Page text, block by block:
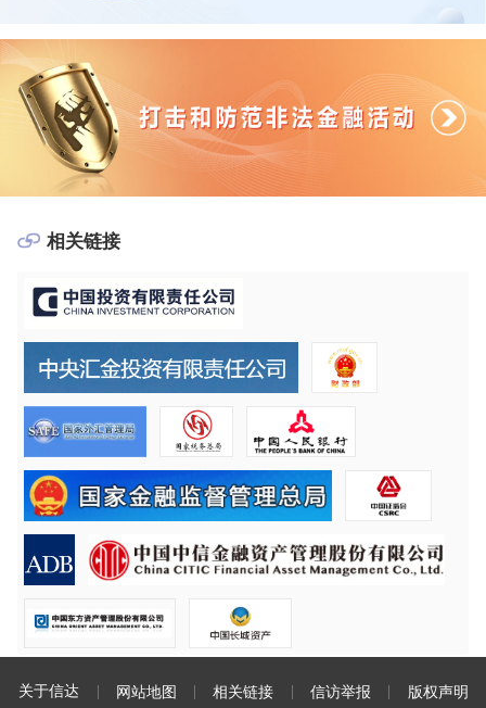
相关链接
关于信达 网站地图 相关链接 信访举报 版权声明